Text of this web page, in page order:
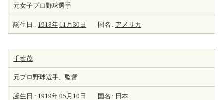
元女子プロ野球選手
誕生日 : 1918年 11月30日 国名 : アメリカ
千葉茂
元プロ野球選手、監督
誕生日 : 1919年 05月10日 国名 : 日本